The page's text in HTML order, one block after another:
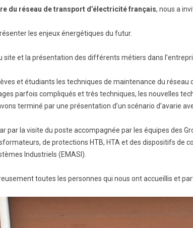
BTS Electrotechnique
Licence Professionnelle
du réseau de transport d’électricité français, nous a
les enjeux énergétiques du futur.
site et la présentation des différents métiers dans
et étudiants les techniques de maintenance du
parfois compliqués et très techniques, les nouvelles
terminé par une présentation d’un scénario d’avarie
par la visite du poste accompagnée par les équipes des
de protections HTB, HTA et des dispositifs de
Industriels (EMASI).
toutes les personnes qui nous ont accueillis et